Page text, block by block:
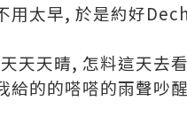
用太早, 於是約好
天天晴, 怎料這天去
給的的嗒嗒的雨聲吵